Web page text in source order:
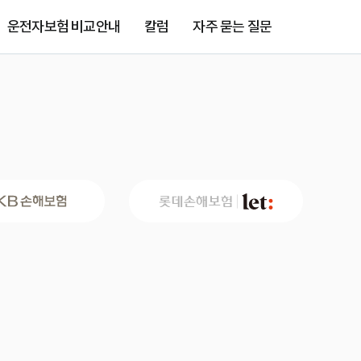
운전자보험 비교안내 칼럼 자주 묻는 질문